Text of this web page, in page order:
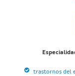
trastornos del